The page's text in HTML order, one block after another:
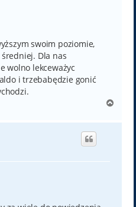
swoim poziomie,
Dla nas
wolno lekceważyc
i trzebabędzie gonić
g